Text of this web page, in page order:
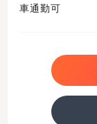
車通勤可